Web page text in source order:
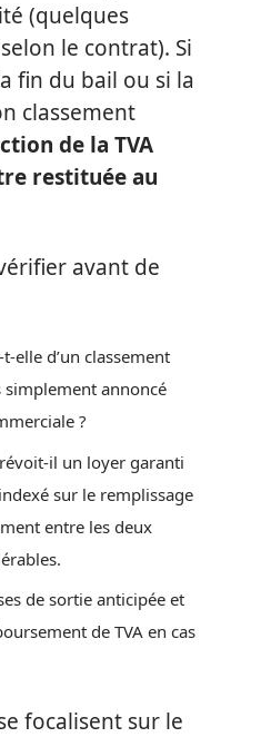
(quelques
le contrat). Si
fin du bail ou si la
classement
de la TVA
restituée au
avant de
elle d’un classement
annoncé
?
il un loyer garanti
sur le remplissage
entre les deux
de sortie anticipée et
de TVA en cas
focalisent sur le